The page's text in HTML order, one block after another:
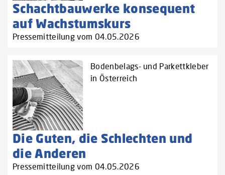
Schachtbauwerke konsequent
auf Wachstumskurs
Pressemitteilung vom 04.05.2026
Bodenbelags- und Parkettkleber
in Österreich
Die Guten, die Schlechten und
die Anderen
Pressemitteilung vom 04.05.2026